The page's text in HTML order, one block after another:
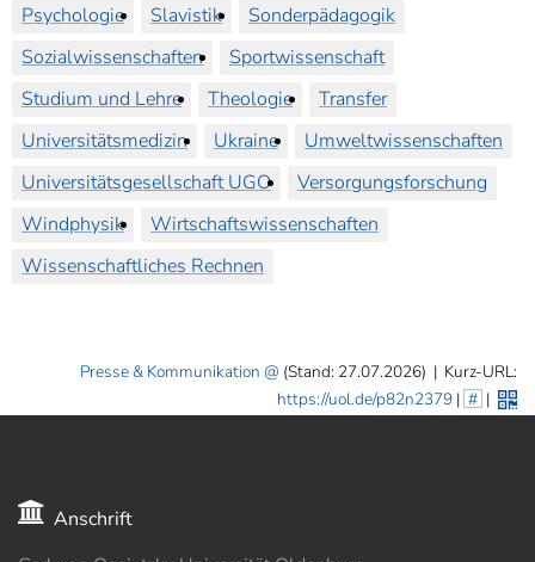
Psychologie
Slavistik
Sonderpädagogik
Sozialwissenschaften
Sportwissenschaft
Studium und Lehre
Theologie
Transfer
Universitätsmedizin
Ukraine
Umweltwissenschaften
Universitätsgesellschaft UGO
Versorgungsforschung
Windphysik
Wirtschaftswissenschaften
Wissenschaftliches Rechnen
Presse & Kommunikation (Stand: 27.07.2026) | Kurz-URL:
https://uol.de/p82n2379| # |
Anschrift